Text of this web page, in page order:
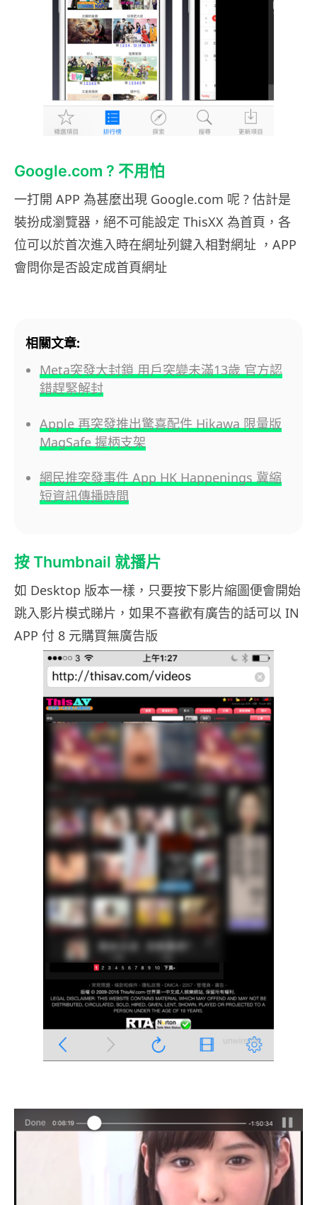
Google.com ? 不用怕
一打開 APP 為甚麼出現 Google.com 呢 ? 估計是
裝扮成瀏覽器，絕不可能設定 ThisXX 為首頁，各
位可以於首次進入時在網址列鍵入相對網址 ，APP
會問你是否設定成首頁網址
相關文章:
Meta突發大封鎖 用戶突變未滿13歲 官方認
錯趕緊解封
Apple 再突發推出驚喜配件 Hikawa 限量版
MagSafe 握柄支架
網民推突發事件 App HK Happenings 冀縮
短資訊傳播時間
按 Thumbnail 就播片
如 Desktop 版本一樣，只要按下影片縮圖便會開始
跳入影片模式睇片，如果不喜歡有廣告的話可以 IN
APP 付 8 元購買無廣告版